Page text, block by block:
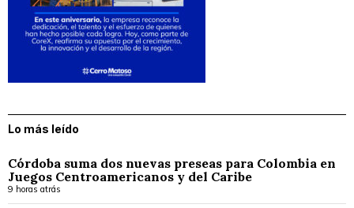
Lo más leído
Córdoba suma dos nuevas preseas para Colombia en
Juegos Centroamericanos y del Caribe
9 horas atrás